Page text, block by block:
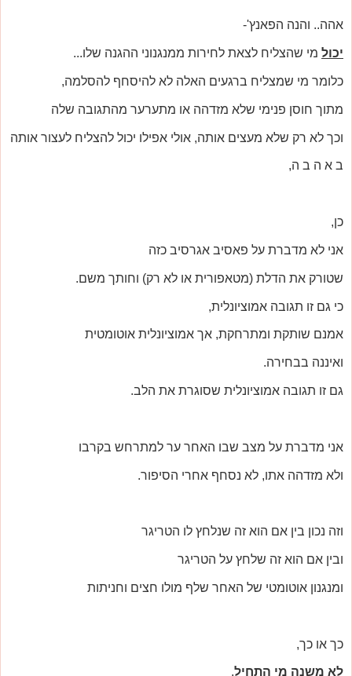
אהה.. והנה הפאנץ'-
יכול מי שהצליח לצאת לחירות ממנגנוני ההגנה שלו...
כלומר מי שמצליח ברגעים האלה לא להיסחף להסלמה,
מתוך חוסן פנימי שלא מזדהה או מתערער מהתגובה שלה
וכך לא רק שלא מעצים אותה, אולי אפילו יכול להצליח לעצור אותה
ב א ה ב ה,
כן,
אני לא מדברת על פאסיב אגרסיב כזה
שטורק את הדלת (מטאפורית או לא רק) וחותך משם.
כי גם זו תגובה אמוציונלית,
אמנם שותקת ומתרחקת, אך אמוציונלית אוטומטית
ואיננה בבחירה.
גם זו תגובה אמוציונלית שסוגרת את הלב.
אני מדברת על מצב שבו האחר ער למתרחש בקרבו
ולא מזדהה אתו, לא נסחף אחרי הסיפור.
וזה נכון בין אם הוא זה שנלחץ לו הטריגר
ובין אם הוא זה שלחץ על הטריגר
ומנגנון אוטומטי של האחר שלף מולו חצים וחניתות
כך או כך,
לא משנה מי התחיל,